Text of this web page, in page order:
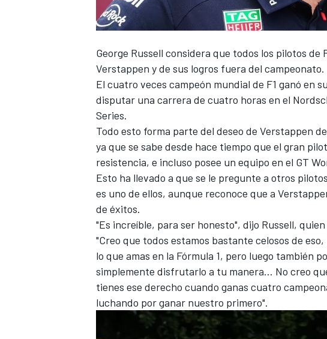
George Russell considera que todos los pilotos de
Verstappen y de sus logros fuera del campeonato.
El cuatro veces campeón mundial de F1 ganó en
disputar una carrera de cuatro horas en el
Series.
Todo esto forma parte del deseo de Verstappen
ya que se sabe desde hace tiempo que el gran
resistencia, e incluso posee un equipo en el GT
Esto ha llevado a que se le pregunte a otros
es uno de ellos, aunque reconoce que a
de éxitos.
"Es increíble, para ser honesto", dijo Russell,
"Creo que todos estamos bastante celosos de
lo que amas en la Fórmula 1, pero luego también
simplemente disfrutarlo a tu manera… No creo
tienes ese derecho cuando ganas cuatro
luchando por ganar nuestro primero".